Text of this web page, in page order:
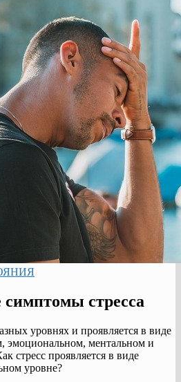
стресса
уровнях и проявляется в виде
эмоциональном, ментальном и
стресс проявляется в виде
уровне?